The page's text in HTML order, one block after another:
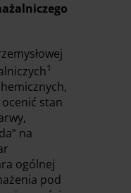
1
stan
na
ogólnej
pod